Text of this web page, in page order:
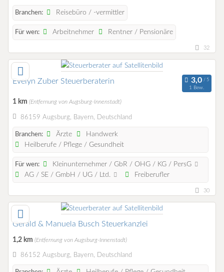
Branchen: Reisebüro / -vermittler
Für wen: Arbeitnehmer Rentner / Pensionäre
32
Evelyn Zuber Steuerberaterin
1 Bew.
1 km (Entfernung von Augsburg-Innenstadt)
86159 Augsburg, Bayern, Deutschland
Branchen: Ärzte
Handwerk
Heilberufe / Pflege / Gesundheit
Für wen:
Kleinunternehmer / GbR / OHG / KG / PersG
AG / SE / GmbH / UG / Ltd.
Freiberufler
30
Gerald & Manuela Busch Steuerkanzlei
1,2 km (Entfernung von Augsburg-Innenstadt)
86152 Augsburg, Bayern, Deutschland